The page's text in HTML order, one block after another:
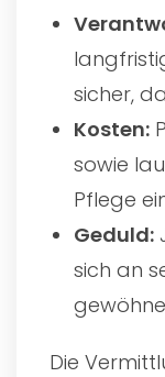
sicher,
Kosten:
sowie
Pflege
Geduld:
sich an
Die